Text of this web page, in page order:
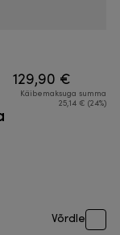
129,90 €
Käibemaksuga summa
25,14 € (24%)
Võrdle